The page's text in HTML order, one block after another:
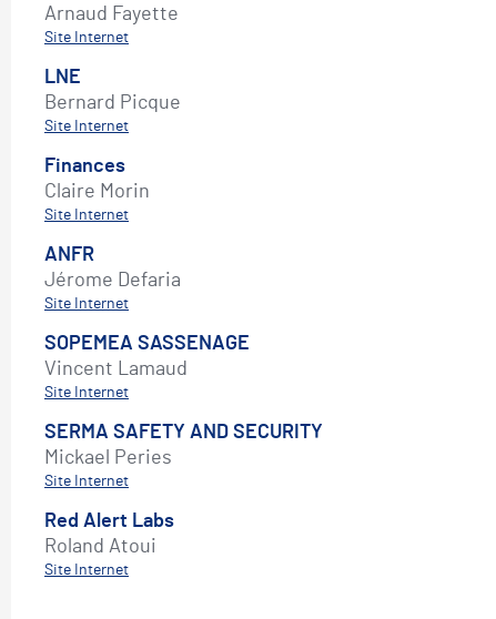
Arnaud Fayette
Site Internet
LNE
Bernard Picque
Site Internet
Finances
Claire Morin
Site Internet
ANFR
Jérome Defaria
Site Internet
SOPEMEA SASSENAGE
Vincent Lamaud
Site Internet
SERMA SAFETY AND SECURITY
Mickael Peries
Site Internet
Red Alert Labs
Roland Atoui
Site Internet